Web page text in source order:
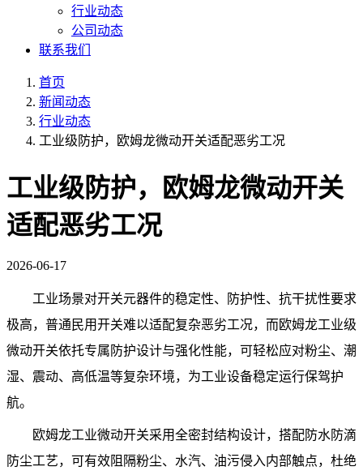
行业动态
公司动态
联系我们
首页
新闻动态
行业动态
工业级防护，欧姆龙微动开关适配恶劣工况
工业级防护，欧姆龙微动开关
适配恶劣工况
2026-06-17
工业场景对开关元器件的稳定性、防护性、抗干扰性要求
极高，普通民用开关难以适配复杂恶劣工况，而欧姆龙工业级
微动开关依托专属防护设计与强化性能，可轻松应对粉尘、潮
湿、震动、高低温等复杂环境，为工业设备稳定运行保驾护
航。
欧姆龙工业微动开关采用全密封结构设计，搭配防水防滴
防尘工艺，可有效阻隔粉尘、水汽、油污侵入内部触点，杜绝